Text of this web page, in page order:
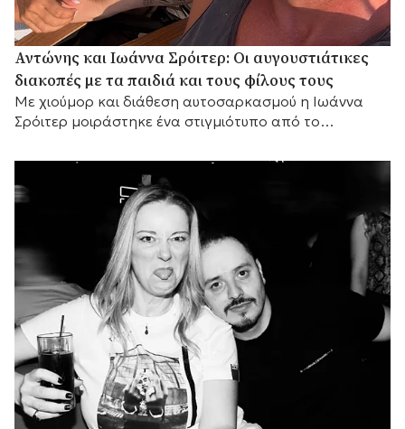
Αντώνης και Ιωάννα Σρόιτερ: Οι αυγουστιάτικες
διακοπές με τα παιδιά και τους φίλους τους
Με χιούμορ και διάθεση αυτοσαρκασμού η Ιωάννα
Σρόιτερ μοιράστηκε ένα στιγμιότυπο από το
τρόπο τη σχέση του ζευγαριού